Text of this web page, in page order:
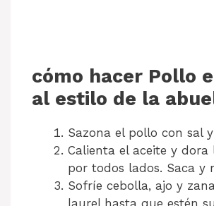
cómo hacer Pollo
al estilo de la
Sazona el pollo con sal
Calienta el aceite y dora
por todos lados. Saca y
Sofríe cebolla, ajo y
laurel hasta que estén